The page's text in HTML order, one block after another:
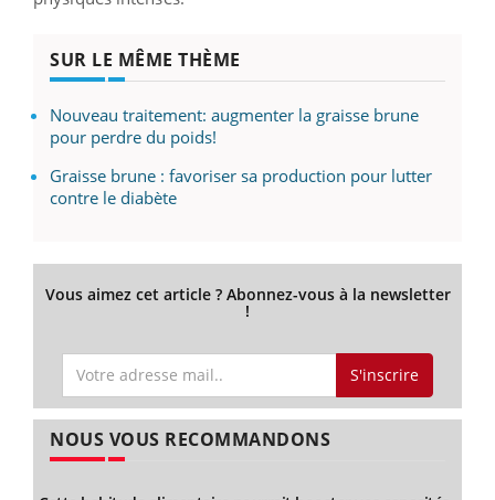
SUR LE MÊME THÈME
Nouveau traitement: augmenter la graisse brune
pour perdre du poids!
Graisse brune : favoriser sa production pour lutter
contre le diabète
Vous aimez cet article ? Abonnez-vous à la newsletter
!
S'inscrire
NOUS VOUS RECOMMANDONS